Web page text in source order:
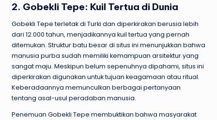
2. Gobekli Tepe: Kuil Tertua di Dunia
Gobekli Tepe terletak di Turki dan diperkirakan berusia lebih
dari 12.000 tahun, menjadikannya kuil tertua yang pernah
ditemukan. Struktur batu besar di situs ini menunjukkan bahwa
manusia purba sudah memiliki kemampuan arsitektur yang
sangat maju. Meskipun belum sepenuhnya dipahami, situs ini
diperkirakan digunakan untuk tujuan keagamaan atau ritual.
Keberadaannya memunculkan berbagai pertanyaan
tentang asal-usul peradaban manusia.
Penemuan Gobekli Tepe membuktikan bahwa masyarakat